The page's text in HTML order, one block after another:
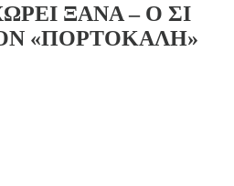
ΞΑΝΑ – Ο ΣΙ
«ΠΟΡΤΟΚΑΛΗ»